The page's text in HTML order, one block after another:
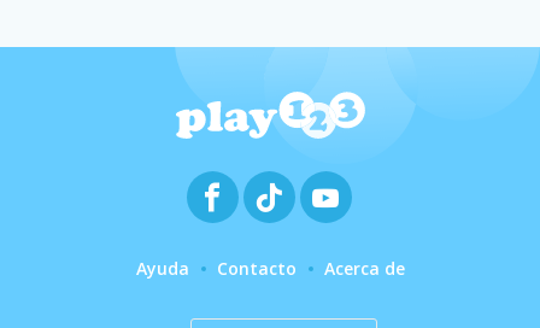
Ayuda Contacto Acerca de